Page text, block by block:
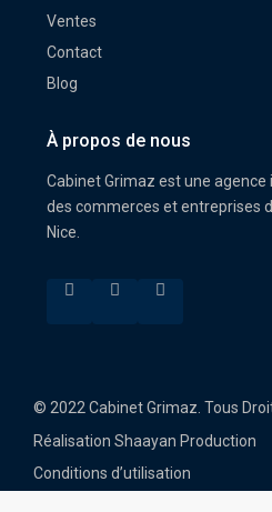
Ventes
Contact
Blog
À propos de nous
Cabinet Grimaz est une
des commerces et entreprises
Nice.
© 2022 Cabinet Grimaz. Tous
Réalisation Shaayan Production
Conditions d’utilisation